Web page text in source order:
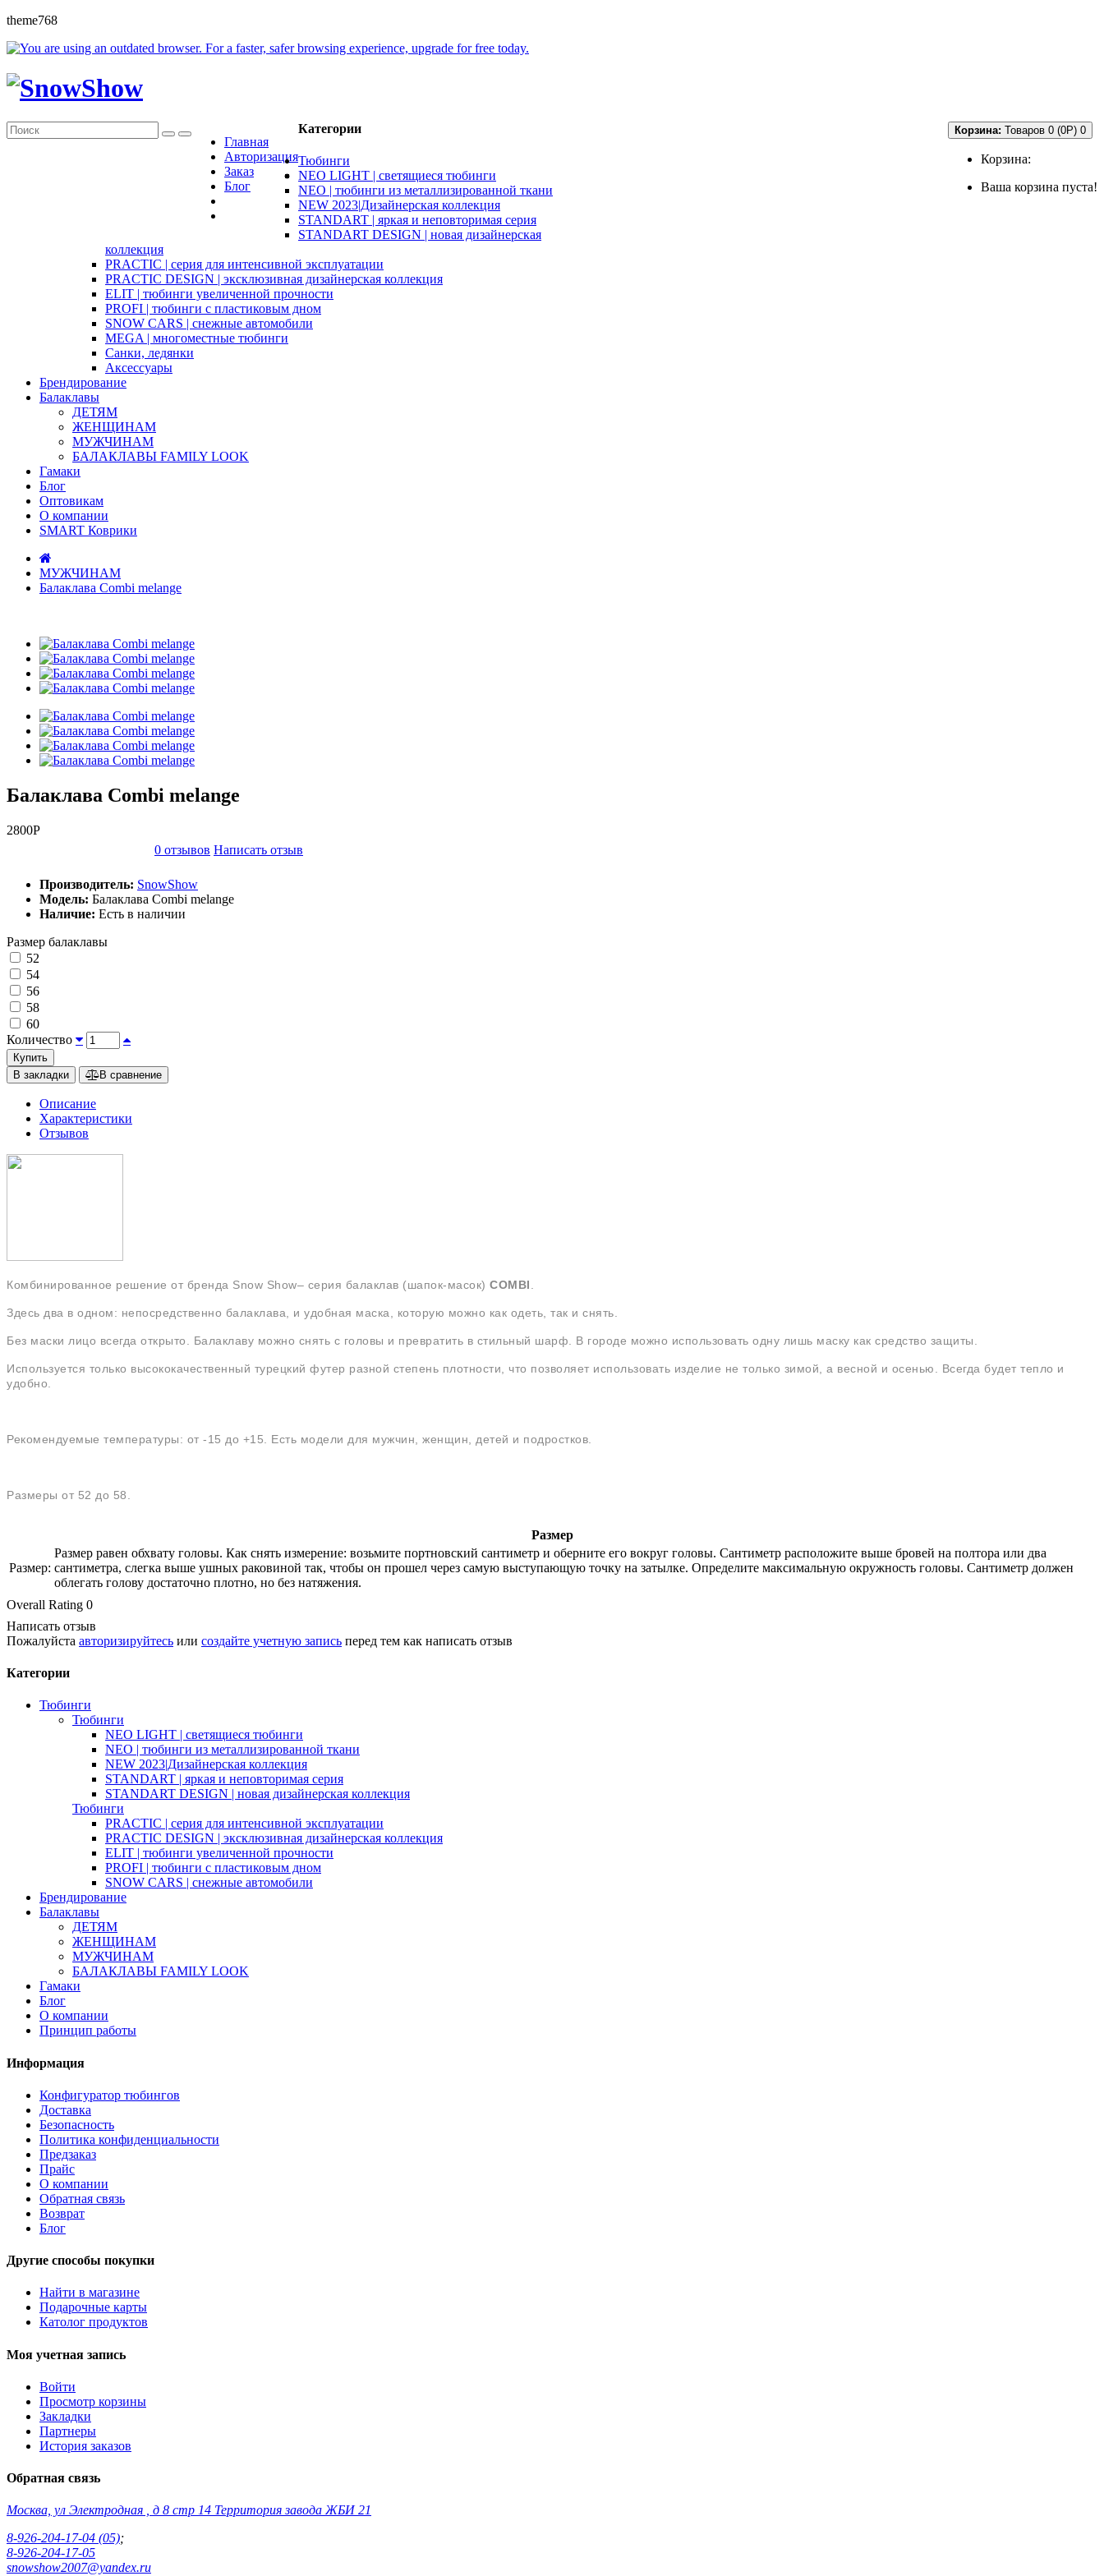
theme768
Главная
Авторизация
Заказ
Блог
Корзина: Товаров 0 (0P) 0
Корзина:
Ваша корзина пуста!
Категории
Тюбинги
NEO LIGHT | светящиеся тюбинги
NEO | тюбинги из металлизированной ткани
NEW 2023|Дизайнерская коллекция
STANDART | яркая и неповторимая серия
STANDART DESIGN | новая дизайнерская
коллекция
PRACTIC | серия для интенсивной эксплуатации
PRACTIC DESIGN | эксклюзивная дизайнерская коллекция
ELIT | тюбинги увеличенной прочности
PROFI | тюбинги с пластиковым дном
SNOW CARS | снежные автомобили
MEGA | многоместные тюбинги
Санки, ледянки
Аксессуары
Брендирование
Балаклавы
ДЕТЯМ
ЖЕНЩИНАМ
МУЖЧИНАМ
БАЛАКЛАВЫ FAMILY LOOK
Гамаки
Блог
Оптовикам
О компании
SMART Коврики
МУЖЧИНАМ
Балаклава Сombi melange
Балаклава Сombi melange
2800P
0 отзывов Написать отзыв
Производитель: SnowShow
Модель: Балаклава Сombi melange
Наличие: Есть в наличии
Размер балаклавы
52
54
56
58
60
Количество
Купить
В закладки
В сравнение
Описание
Характеристики
Отзывов
Комбинированное решение от бренда Snow Show– серия балаклав (шапок-масок) COMBI
Здесь два в одном: непосредственно балаклава, и удобная маска, которую можно как одеть, так и снять.
Без маски лицо всегда открыто. Балаклаву можно снять с головы и превратить в стильный шарф. В городе можно использовать одну лишь маску как средство защиты.
Используется только высококачественный турецкий футер разной степень плотности, что позволяет использовать изделие не только зимой, а весной и осенью. Всегда будет тепло и
удобно.
Рекомендуемые температуры: от -15 до +15. Есть модели для мужчин, женщин, детей и подростков.
Размеры от 52 до 58.
Размер
Размер:
Размер равен обхвату головы. Как снять измерение: возьмите портновский сантиметр и оберните его вокруг головы. Сантиметр расположите выше бровей на полтора или два
сантиметра, слегка выше ушных раковиной так, чтобы он прошел через самую выступающую точку на затылке. Определите максимальную окружность головы. Сантиметр должен
облегать голову достаточно плотно, но без натяжения.
Overall Rating 0
Написать отзыв
Пожалуйста авторизируйтесь или создайте учетную запись перед тем как написать отзыв
Категории
Тюбинги
Тюбинги
NEO LIGHT | светящиеся тюбинги
NEO | тюбинги из металлизированной ткани
NEW 2023|Дизайнерская коллекция
STANDART | яркая и неповторимая серия
STANDART DESIGN | новая дизайнерская коллекция
Тюбинги
PRACTIC | серия для интенсивной эксплуатации
PRACTIC DESIGN | эксклюзивная дизайнерская коллекция
ELIT | тюбинги увеличенной прочности
PROFI | тюбинги с пластиковым дном
SNOW CARS | снежные автомобили
Брендирование
Балаклавы
ДЕТЯМ
ЖЕНЩИНАМ
МУЖЧИНАМ
БАЛАКЛАВЫ FAMILY LOOK
Гамаки
Блог
О компании
Принцип работы
Информация
Конфигуратор тюбингов
Доставка
Безопасность
Политика конфиденциальности
Предзаказ
Прайс
О компании
Обратная связь
Возврат
Блог
Другие способы покупки
Найти в магазине
Подарочные карты
Католог продуктов
Моя учетная запись
Войти
Просмотр корзины
Закладки
Партнеры
История заказов
Обратная связь
Москва, ул Электродная , д 8 стр 14 Территория завода ЖБИ 21
8-926-204-17-04 (05);
8-926-204-17-05
snowshow2007@yandex.ru